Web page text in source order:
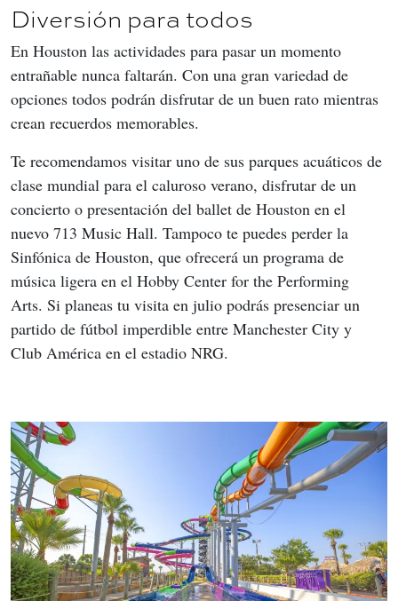
Diversión para todos
En Houston las actividades para pasar un momento
entrañable nunca faltarán. Con una gran variedad de
opciones todos podrán disfrutar de un buen rato mientras
crean recuerdos memorables.
Te recomendamos visitar uno de sus parques acuáticos de
clase mundial para el caluroso verano, disfrutar de un
concierto o presentación del ballet de Houston en el
nuevo 713 Music Hall. Tampoco te puedes perder la
Sinfónica de Houston, que ofrecerá un programa de
música ligera en el Hobby Center for the Performing
Arts. Si planeas tu visita en julio podrás presenciar un
partido de fútbol imperdible entre Manchester City y
Club América en el estadio NRG.